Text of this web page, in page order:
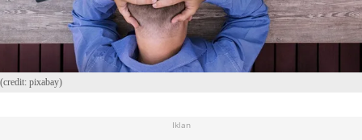
(credit: pixabay)
Iklan